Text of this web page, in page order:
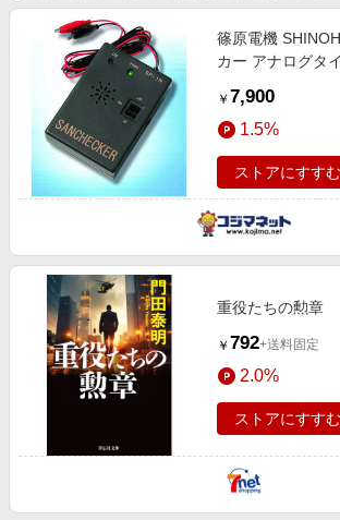
コスメ・健康・医薬品
キッズ・ベビー用品
家電・PC・スマホ・カメラ
エンタメ
スポーツ・アウトドア・ゴルフ
インテリア・寝具
旅行・レジャー・ホテル予約
生活・お役立ち
金融・マネー・保険
デジタルコンテンツ
新着ストアのご紹介
電子書籍特集
楽天ペイ導入ストア
楽天サービス特集
旅行特集
お中元特集2026
とことん買い物チャレンジ
Apple公式サイト×楽天カード分割払い
Qoo10メガポ
楽天IDでログイン/会員登録
篠原電機
カー アナログタ
￥ 7,900
1.5%
ストアにすすむ
重役たちの勲章
￥ 792+送料固定
2.0%
ストアにすすむ